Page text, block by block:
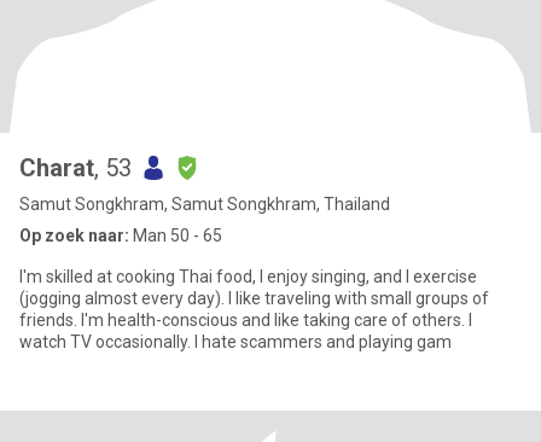
Charat, 53
Samut Songkhram, Samut Songkhram, Thailand
Op zoek naar: Man 50 - 65
I'm skilled at cooking Thai food, I enjoy singing, and I exercise
(jogging almost every day). I like traveling with small groups of
friends. I'm health-conscious and like taking care of others. I
watch TV occasionally. I hate scammers and playing gam